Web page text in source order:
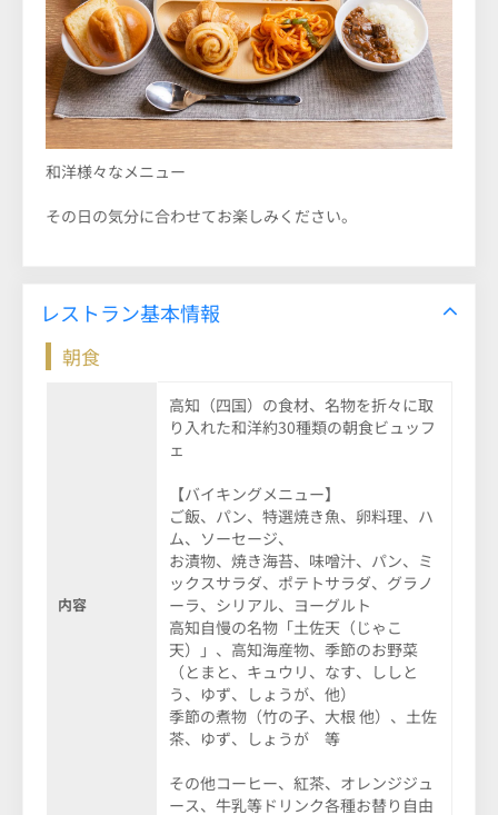
和洋様々なメニュー
その日の気分に合わせてお楽しみください。
レストラン基本情報
朝食
内容
高知（四国）の食材、名物を折々に取
り入れた和洋約30種類の朝食ビュッフ
ェ
【バイキングメニュー】
ご飯、パン、特選焼き魚、卵料理、ハ
ム、ソーセージ、
お漬物、焼き海苔、味噌汁、パン、ミ
ックスサラダ、ポテトサラダ、グラノ
ーラ、シリアル、ヨーグルト
高知自慢の名物「土佐天（じゃこ
天）」、高知海産物、季節のお野菜
（とまと、キュウリ、なす、ししと
う、ゆず、しょうが、他）
季節の煮物（竹の子、大根 他）、土佐
茶、ゆず、しょうが 等
その他コーヒー、紅茶、オレンジジュ
ース、牛乳等ドリンク各種お替り自由